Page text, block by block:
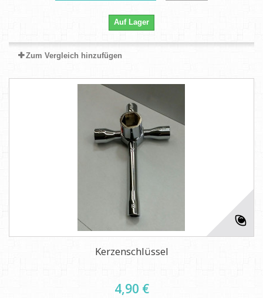
Auf Lager
Zum Vergleich hinzufügen
Kerzenschlüssel
4,90 €